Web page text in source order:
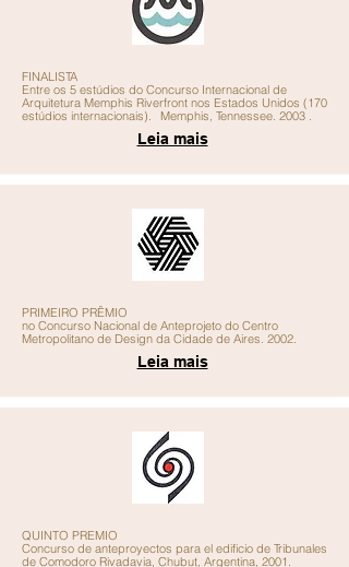
Leia mais
FINALISTA
Entre os 5 estúdios do Concurso Internacional de
Arquitetura Memphis Riverfront nos Estados Unidos (170
estúdios internacionais).
Memphis, Tennessee. 2003 .
Leia mais
PRIMEIRO PRÊMIO
no Concurso Nacional de Anteprojeto do Centro
Metropolitano de Design da Cidade de Aires. 2002.
QUINTO PREMIO
Concurso de anteproyectos para el edificio de Tribunales
de Comodoro Rivadavia, Chubut, Argentina, 2001.